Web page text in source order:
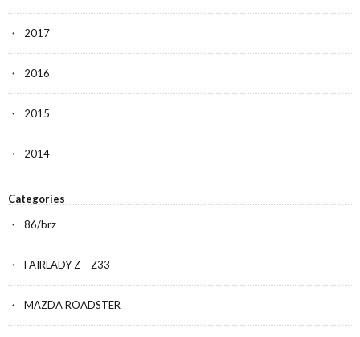
2017
2016
2015
2014
Categories
86/brz
FAIRLADY Z Z33
MAZDA ROADSTER